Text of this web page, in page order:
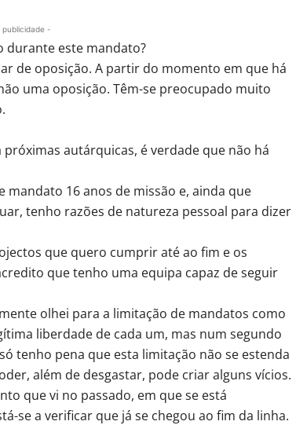
publicidade -
durante este mandato?
de oposição. A partir do momento em que há
uma oposição. Têm-se preocupado muito
autárquicas, é verdade que não há
mandato 16 anos de missão e, ainda que
tenho razões de natureza pessoal para dizer
que quero cumprir até ao fim e os
que tenho uma equipa capaz de seguir
olhei para a limitação de mandatos como
liberdade de cada um, mas num segundo
tenho pena que esta limitação não se estenda
além de desgastar, pode criar alguns vícios.
que vi no passado, em que se está
se a verificar que já se chegou ao fim da linha.